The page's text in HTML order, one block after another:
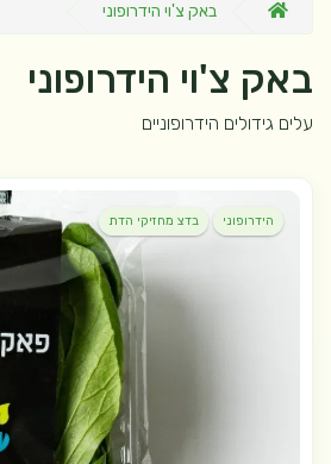
באק צ'וי הידרופוני
באק צ'וי הידרופוני
עלים גידולים הידרופוניים
הידרופוני בדצ מחזיקי הדת